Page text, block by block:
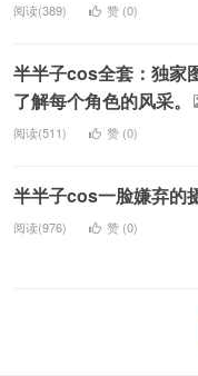
阅读(389) 赞 (0)
半半子cos全套：独家
了解每个角色的风采。
阅读(511) 赞 (0)
半半子cos一脸嫌弃的
阅读(976) 赞 (0)